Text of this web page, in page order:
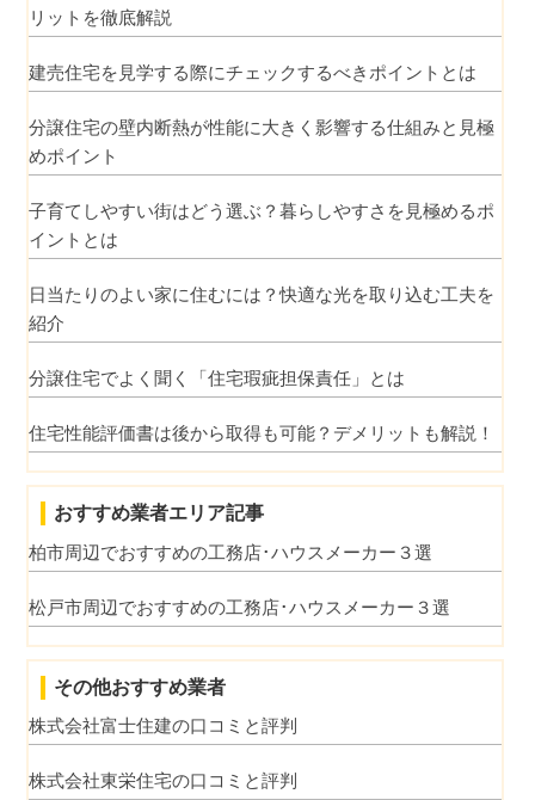
リットを徹底解説
建売住宅を見学する際にチェックするべきポイントとは
分譲住宅の壁内断熱が性能に大きく影響する仕組みと見極
めポイント
子育てしやすい街はどう選ぶ？暮らしやすさを見極めるポ
イントとは
日当たりのよい家に住むには？快適な光を取り込む工夫を
紹介
分譲住宅でよく聞く「住宅瑕疵担保責任」とは
住宅性能評価書は後から取得も可能？デメリットも解説！
おすすめ業者エリア記事
柏市周辺でおすすめの工務店･ハウスメーカー３選
松戸市周辺でおすすめの工務店･ハウスメーカー３選
その他おすすめ業者
株式会社富士住建の口コミと評判
株式会社東栄住宅の口コミと評判